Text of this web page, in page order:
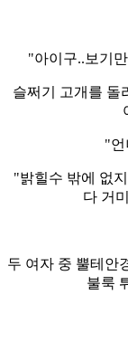
"아이구..보기
슬쩌기 고개를 돌
"언
"밝힐수 밖에 없
다 거
두 여자 중 뿔테안
불룩